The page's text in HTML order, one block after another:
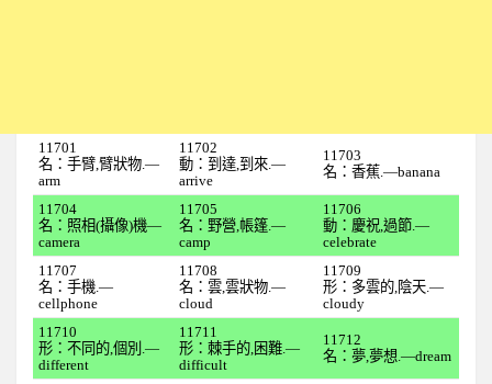
全民英檢初級111
全民英檢初級112
全民英檢初級113
全民英檢初級114
全民英檢初級115
全民英檢初級116
11701
名：手臂,臂狀物.—
arm
11702
動：到達,到來.—
arrive
11703
名：香蕉.—banana
11704
名：照相(攝像)機—
camera
11705
名：野營,帳篷.—
camp
11706
動：慶祝,過節.—
celebrate
11707
名：手機.—
cellphone
11708
名：雲,雲狀物.—
cloud
11709
形：多雲的,陰天.—
cloudy
11710
形：不同的,個別.—
different
11711
形：棘手的,困難.—
difficult
11712
名：夢,夢想.—dream